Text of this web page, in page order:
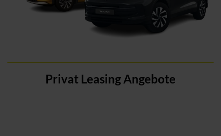
Privat Leasing Angebote